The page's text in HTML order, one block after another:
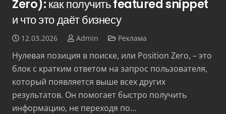
Zero): как получить featured snippet
и что это даёт бизнесу
12.03.2026 Admin Реклама
Нулевая позиция в поиске, или Position Zero, – это
блок с кратким ответом на запрос пользователя,
который появляется выше всех других
результатов. Он помогает быстро получить
информацию, не переходя по…